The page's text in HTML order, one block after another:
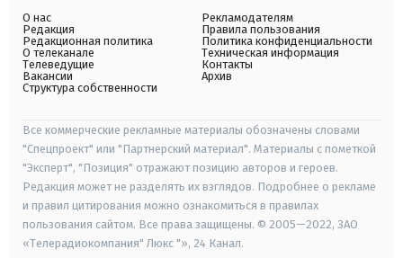
О нас
Редакция
Редакционная политика
О телеканале
Телеведущие
Вакансии
Структура собственности
Рекламодателям
Правила пользования
Политика конфиденциальности
Техническая информация
Контакты
Архив
Все коммерческие рекламные материалы обозначены словами
"Спецпроект" или "Партнерский материал". Материалы с пометкой
"Эксперт", "Позиция" отражают позицию авторов и героев.
Редакция может не разделять их взглядов. Подробнее о рекламе
и правил цитирования можно ознакомиться в правилах
пользования сайтом. Все права защищены. © 2005—2022, ЗАО
«Телерадиокомпания" Люкс "», 24 Канал.